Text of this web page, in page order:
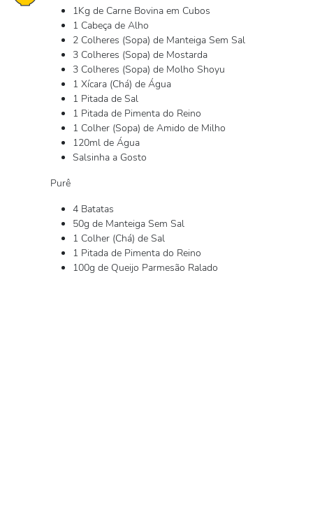
1Kg de Carne Bovina em Cubos
1 Cabeça de Alho
2 Colheres (Sopa) de Manteiga Sem Sal
3 Colheres (Sopa) de Mostarda
3 Colheres (Sopa) de Molho Shoyu
1 Xícara (Chá) de Água
1 Pitada de Sal
1 Pitada de Pimenta do Reino
1 Colher (Sopa) de Amido de Milho
120ml de Água
Salsinha a Gosto
Purê
4 Batatas
50g de Manteiga Sem Sal
1 Colher (Chá) de Sal
1 Pitada de Pimenta do Reino
100g de Queijo Parmesão Ralado